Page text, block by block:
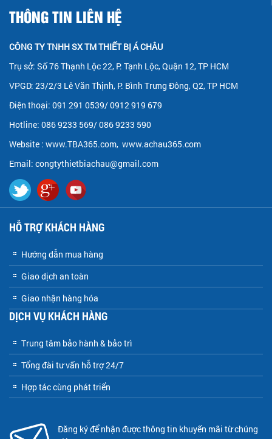
THÔNG TIN LIÊN HỆ
CÔNG TY TNHH SX TM THIẾT BỊ Á CHÂU
Trụ sở: Số 76 Thạnh Lộc 22, P. Tạnh Lộc, Quận 12, TP HCM
VPGD: 23/2/3 Lê Văn Thịnh, P. Bình Trưng Đông, Q2, TP HCM
Điện thoại: 091 291 0539/ 0912 919 679
Hotline: 086 9233 569/ 086 9233 590
Website : www.TBA365.com, www.achau365.com
Email: congtythietbiachau@gmail.com
HỖ TRỢ KHÁCH HÀNG
Hướng dẫn mua hàng
Giao dịch an toàn
Giao nhận hàng hóa
DỊCH VỤ KHÁCH HÀNG
Trung tâm bảo hành & bảo trì
Tổng đài tư vấn hỗ trợ 24/7
Hợp tác cùng phát triển
Đăng ký để nhận được thông tin khuyến mãi từ chúng